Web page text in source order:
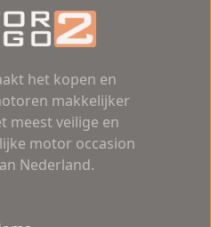
het kopen en
makkelijker
meest veilige en
motor occasion
Nederland.